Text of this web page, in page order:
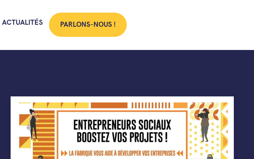
ACTUALITÉS PARLONS-NOUS !